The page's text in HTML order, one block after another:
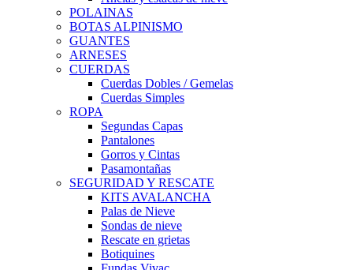
POLAINAS
BOTAS ALPINISMO
GUANTES
ARNESES
CUERDAS
Cuerdas Dobles / Gemelas
Cuerdas Simples
ROPA
Segundas Capas
Pantalones
Gorros y Cintas
Pasamontañas
SEGURIDAD Y RESCATE
KITS AVALANCHA
Palas de Nieve
Sondas de nieve
Rescate en grietas
Botiquines